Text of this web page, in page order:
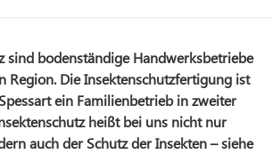
sind bodenständige Handwerksbetriebe
Region. Die Insektenschutzfertigung ist
ein Familienbetrieb in zweiter
heißt bei uns nicht nur
auch der Schutz der Insekten – siehe